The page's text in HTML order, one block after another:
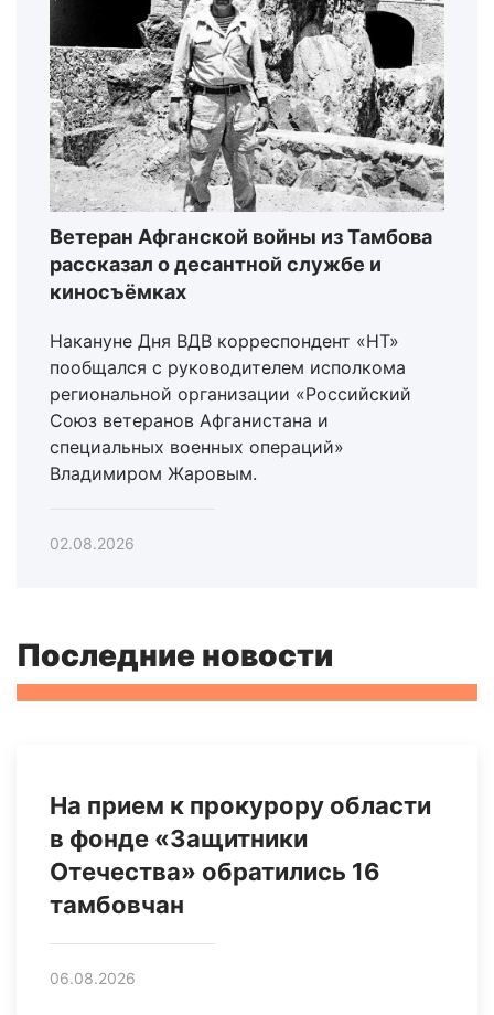
Ветеран Афганской войны из Тамбова
рассказал о десантной службе и
киносъёмках
Накануне Дня ВДВ корреспондент «НТ»
пообщался с руководителем исполкома
региональной организации «Российский
Союз ветеранов Афганистана и
специальных военных операций»
Владимиром Жаровым.
02.08.2026
Последние новости
На прием к прокурору области
в фонде «Защитники
Отечества» обратились 16
тамбовчан
06.08.2026